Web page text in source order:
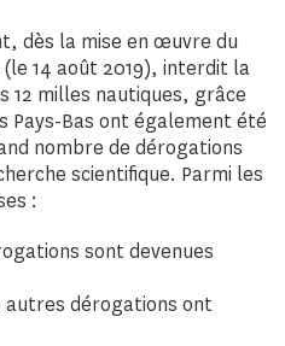
dès la mise en œuvre du
14 août 2019), interdit la
12 milles nautiques, grâce
Pays-Bas ont également été
nombre de dérogations
scientifique. Parmi les
:
sont devenues
autres dérogations ont